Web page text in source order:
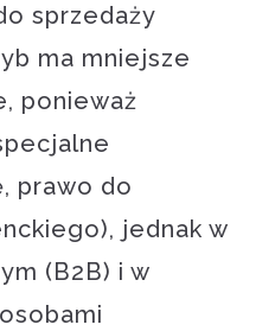
sprzedaży
ma mniejsze
ponieważ
prawo do
jednak w
(B2B) i w